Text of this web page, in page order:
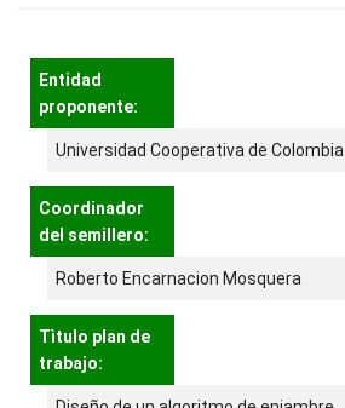
Entidad
proponente:
Universidad Cooperativa de Colombia
Coordinador
del semillero:
Roberto Encarnacion Mosquera
Tìtulo plan de
trabajo: